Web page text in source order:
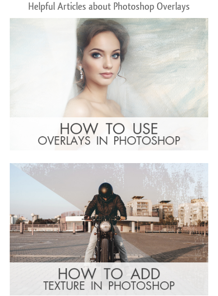
Helpful Articles about Photoshop Overlays